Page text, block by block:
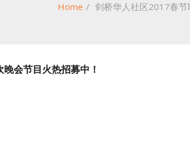
Home / 剑桥华人社区2017春节
会节目火热招募中！